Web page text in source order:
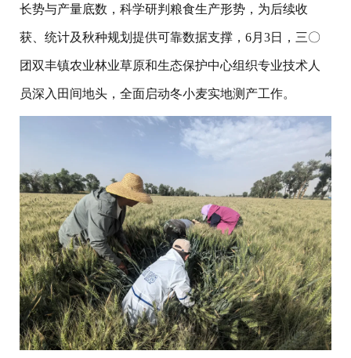
长势与产量底数，科学研判粮食生产形势，为后续收
获、统计及秋种规划提供可靠数据支撑，6月3日，三〇
团双丰镇农业林业草原和生态保护中心组织专业技术人
员深入田间地头，全面启动冬小麦实地测产工作。